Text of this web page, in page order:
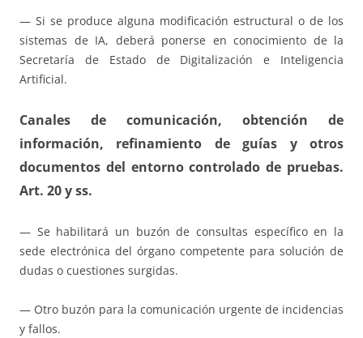
— Si se produce alguna modificación estructural o de los
sistemas de IA, deberá ponerse en conocimiento de la
Secretaría de Estado de Digitalización e Inteligencia
Artificial.
Canales de comunicación, obtención de
información, refinamiento de guías y otros
documentos del entorno controlado de pruebas.
Art. 20 y ss.
— Se habilitará un buzón de consultas específico en la
sede electrónica del órgano competente para solución de
dudas o cuestiones surgidas.
— Otro buzón para la comunicación urgente de incidencias
y fallos.